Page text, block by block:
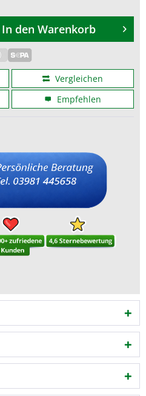
In den Warenkorb
Vergleichen
Empfehlen